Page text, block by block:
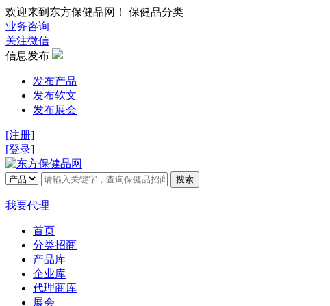
欢迎来到东方保健品网！ 保健品分类
业务咨询
关注微信
信息发布
发布产品
发布软文
发布展会
[注册]
[登录]
搜索
我要代理
首页
分类招商
产品库
企业库
代理商库
展会